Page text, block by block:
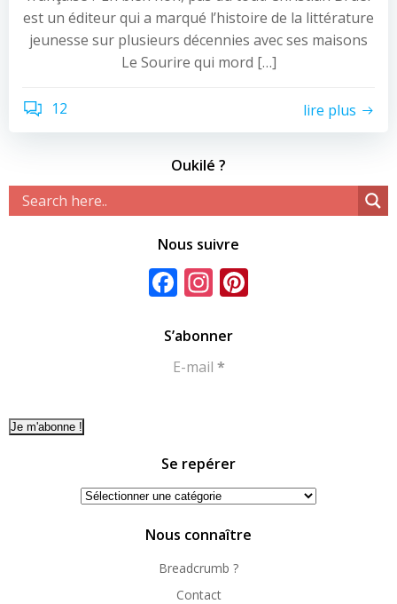
est un éditeur qui a marqué l’histoire de la littérature
jeunesse sur plusieurs décennies avec ses maisons
Le Sourire qui mord […]
12 lire plus
Oukilé ?
Nous suivre
Facebook
Instagram
S’abonner
E-mail *
Se repérer
Se
Nous connaître
Breadcrumb ?
Contact